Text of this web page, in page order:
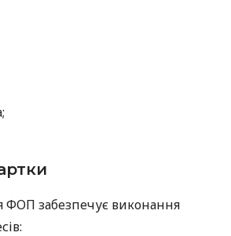
ФОП забезпечує виконання